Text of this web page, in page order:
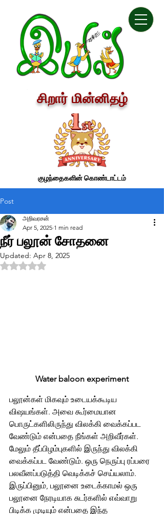
சிறார் மின்னிதழ்
குழந்தைகளின் கொண்டாட்டம்
Post
நீர் பலூன் சோதனை
அறிவரசன்
Apr 5, 2025 1 min read
Updated: Apr 8, 2025
Rated NaN out of 5 stars.
Water baloon experiment
பலூன்கள் மிகவும் உடையக்கூடிய
விஷயங்கள். அவை கூர்மையான
பொருட்களிலிருந்து விலக்கி வைக்கப்பட
வேண்டும் என்பதை நீங்கள் அறிவீர்கள்.
மேலும் தீப்பிழம்புகளில் இருந்து விலக்கி
வைக்கப்பட வேண்டும். ஒரு நெருப்பு ரப்பரை
பலவீனப்படுத்தி வெடிக்கச் செய்யலாம்.
இருப்பினும், பலூனை உடைக்காமல் ஒரு
பலூனை நேரடியாக சுடர்களில் எவ்வாறு
பிடிக்க முடியும் என்பதை இந்த